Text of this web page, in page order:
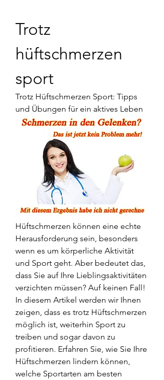
Trotz
hüftschmerzen
sport
Trotz Hüftschmerzen Sport: Tipps
und Übungen für ein aktives Leben
Hüftschmerzen können eine echte
Herausforderung sein, besonders
wenn es um körperliche Aktivität
und Sport geht. Aber bedeutet das,
dass Sie auf Ihre Lieblingsaktivitäten
verzichten müssen? Auf keinen Fall!
In diesem Artikel werden wir Ihnen
zeigen, dass es trotz Hüftschmerzen
möglich ist, weiterhin Sport zu
treiben und sogar davon zu
profitieren. Erfahren Sie, wie Sie Ihre
Hüftschmerzen lindern können,
welche Sportarten am besten